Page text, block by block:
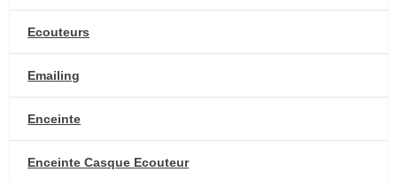
Ecouteurs
Emailing
Enceinte
Enceinte Casque Ecouteur